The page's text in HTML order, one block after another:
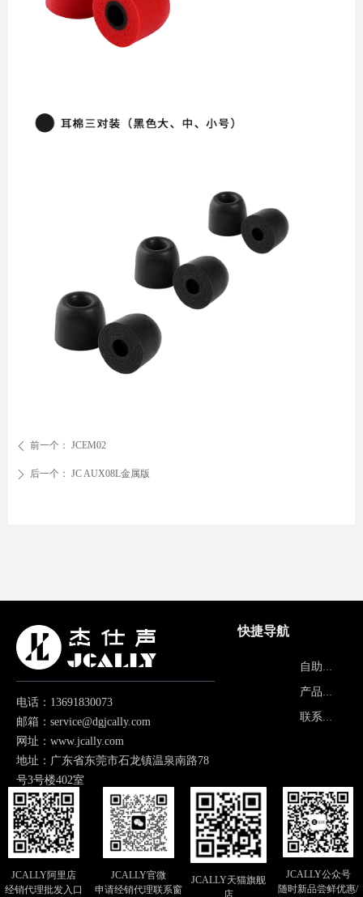
ꄴ 前一个： JCEM02
ꄲ 后一个： JC AUX08L金属版
电话：13691830073
邮箱：service@dgjcally.com
网址：www.jcally.com
地址：广东省东莞市石龙镇温泉南路78
号3号楼402室
快捷导航
自助报修
产品画册
联系我们
JCALLY阿里店
经销代理批发入口
JCALLY官微
申请经销代理联系窗
JCALLY天猫旗舰
店
JCALLY公众号
随时新品尝鲜优惠/